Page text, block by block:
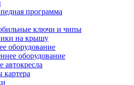
программа
ключи и чипы
на крышу
оборудование
оборудование
автокресла